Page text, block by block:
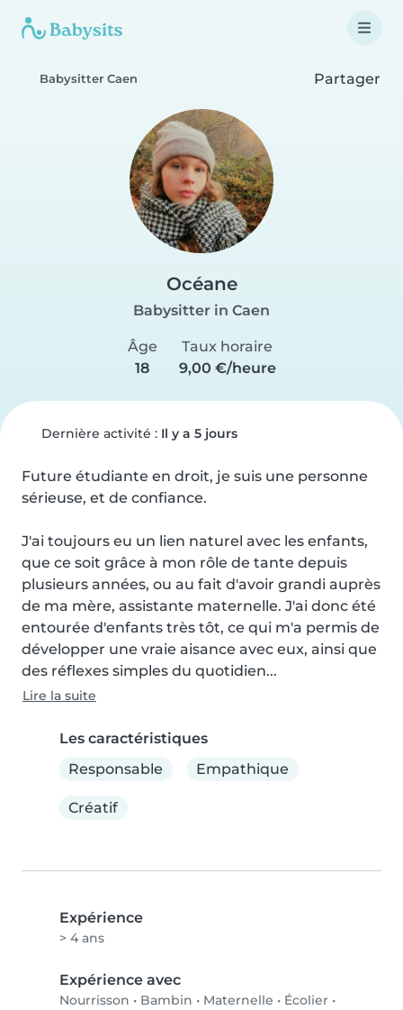
Babysitter Caen Partager
Océane
Babysitter in Caen
Âge
18
Taux horaire
9,00 €/heure
Dernière activité : Il y a 5 jours
Future étudiante en droit, je suis une personne
sérieuse, et de confiance.
J'ai toujours eu un lien naturel avec les enfants,
que ce soit grâce à mon rôle de tante depuis
plusieurs années, ou au fait d'avoir grandi auprès
de ma mère, assistante maternelle. J'ai donc été
entourée d'enfants très tôt, ce qui m'a permis de
développer une vraie aisance avec eux, ainsi que
des réflexes simples du quotidien...
Lire la suite
Les caractéristiques
Responsable
Empathique
Créatif
Expérience
> 4 ans
Expérience avec
Nourrisson • Bambin • Maternelle • Écolier •